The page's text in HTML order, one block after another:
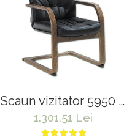
Scaun vizitator 5950 S
negru
1.301,51 Lei